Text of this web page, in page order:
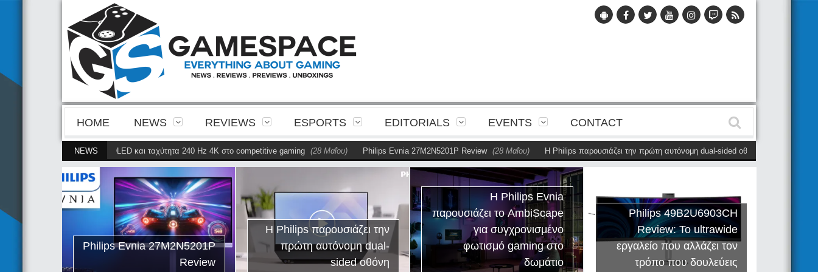
HOME NEWS REVIEWS ESPORTS EDITORIALS EVENTS CONTACT
NEWS
της 4ης γενιάς QD-OLED και ταχύτητα 240 Hz 4K στο competitive gaming (28 Μαΐου) Philips Evnia 27M2N5201P Review (28 Μαΐου) Η Philips παρουσιάζει την πρώτη αυτόνομη dual-sided οθόνη
γενιάς
Philips Evnia 27M2N5201P
Review
Η Philips παρουσιάζει την
πρώτη αυτόνομη dual-
sided οθόνη
Η Philips Evnia
παρουσιάζει το AmbiScape
για συγχρονισμένο
φωτισμό gaming στο
δωμάτιο
Philips 49B2U6903CH
Review: Το ultrawide
εργαλείο που αλλάζει τον
τρόπο που δουλεύεις